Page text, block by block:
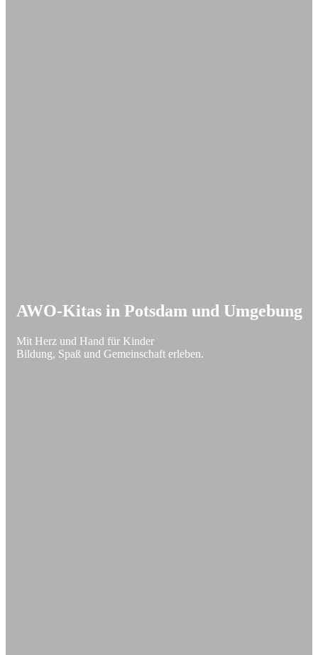
AWO-Kitas in Potsdam und Umgebung
Mit Herz und Hand für Kinder
Bildung, Spaß und Gemeinschaft erleben.